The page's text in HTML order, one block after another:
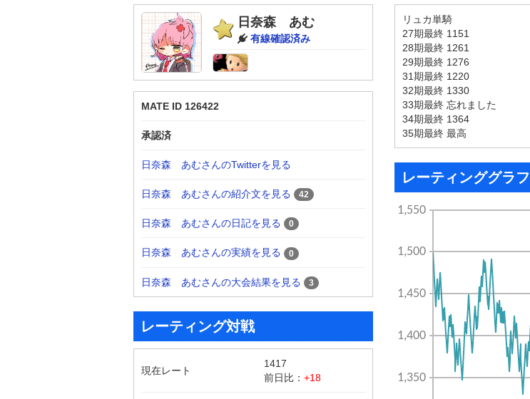
日奈森 あむ
有線確認済み
MATE ID 126422
承認済
日奈森 あむさんのTwitterを見る
日奈森 あむさんの紹介文を見る 42
日奈森 あむさんの日記を見る 0
日奈森 あむさんの実績を見る 0
日奈森 あむさんの大会結果を見る 3
レーティング対戦
現在レート
1417
前日比： +18
リュカ単騎
27期最終 1151
28期最終 1261
29期最終 1276
31期最終 1220
32期最終 1330
33期最終 忘れました
34期最終 1364
35期最終 最高
レーティンググラフ